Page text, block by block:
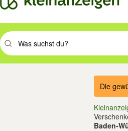
Suchbegriff eingeben. Eingabetaste
Die
Baden-